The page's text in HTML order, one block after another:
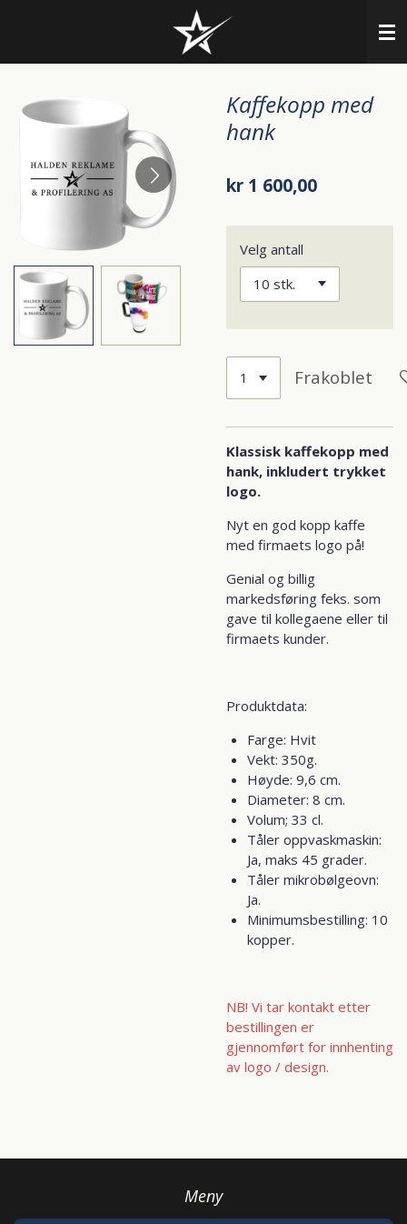
Kaffekopp med
hank
kr 1 600,00
Velg antall
Frakoblet
Klassisk kaffekopp med
hank, inkludert trykket
logo.
Nyt en god kopp kaffe
med firmaets logo på!
Genial og billig
markedsføring feks. som
gave til kollegaene eller til
firmaets kunder.
Produktdata:
Farge: Hvit
Vekt: 350g.
Høyde: 9,6 cm.
Diameter: 8 cm.
Volum; 33 cl.
Tåler oppvaskmaskin:
Ja, maks 45 grader.
Tåler mikrobølgeovn:
Ja.
Minimumsbestilling: 10
kopper.
NB! Vi tar kontakt etter
bestillingen er
gjennomført for innhenting
av logo / design.
Meny